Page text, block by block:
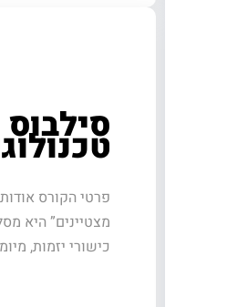
פרטי הקורס
מצטיינים” היא
כישורי יזמות,